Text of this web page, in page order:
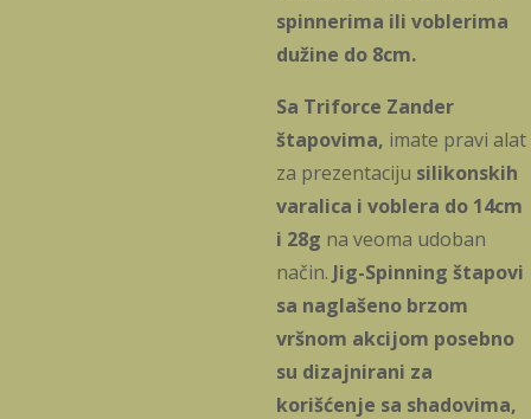
spinnerima ili voblerima
dužine do 8cm.
Sa Triforce Zander
štapovima, imate pravi alat
za prezentaciju silikonskih
varalica i voblera do 14cm
i 28g na veoma udoban
način. Jig-Spinning štapovi
sa naglašeno brzom
vršnom akcijom posebno
su dizajnirani za
korišćenje sa shadovima,